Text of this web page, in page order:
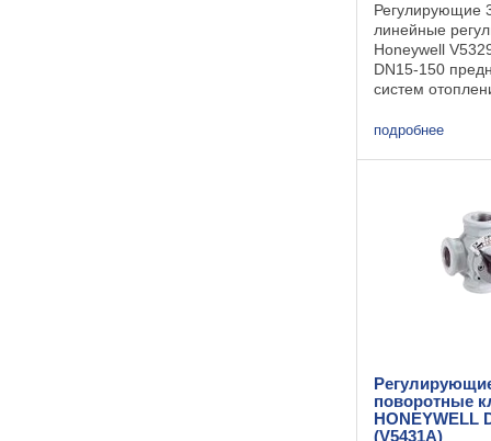
Регулирующие
линейные
Honeywell
DN15-150
систем
Материал
подробнее
поворотные
HONEYWELL
(V5431А)